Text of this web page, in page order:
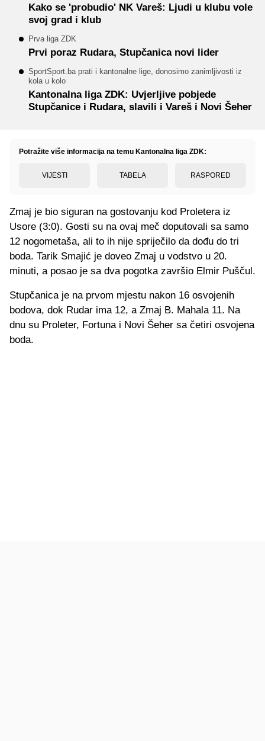
Kako se 'probudio' NK Vareš: Ljudi u klubu vole
svoj grad i klub
Prva liga ZDK
Prvi poraz Rudara, Stupčanica novi lider
SportSport.ba prati i kantonalne lige, donosimo zanimljivosti iz
kola u kolo
Kantonalna liga ZDK: Uvjerljive pobjede
Stupčanice i Rudara, slavili i Vareš i Novi Šeher
Potražite više informacija na temu Kantonalna liga ZDK:
VIJESTI TABELA RASPORED
Zmaj je bio siguran na gostovanju kod Proletera iz
Usore (3:0). Gosti su na ovaj meč doputovali sa samo
12 nogometaša, ali to ih nije spriječilo da dođu do tri
boda. Tarik Smajić je doveo Zmaj u vodstvo u 20.
minuti, a posao je sa dva pogotka završio Elmir Puščul.
Stupčanica je na prvom mjestu nakon 16 osvojenih
bodova, dok Rudar ima 12, a Zmaj B. Mahala 11. Na
dnu su Proleter, Fortuna i Novi Šeher sa četiri osvojena
boda.